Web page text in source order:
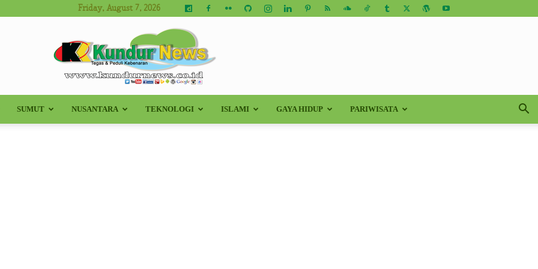
Friday, August 7, 2026
Kundur
SUMUT NUSANTARA TEKNOLOGI ISLAMI GAYA HIDUP PARIWISATA